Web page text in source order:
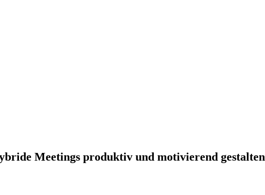
Meetings produktiv und motivierend gestalten